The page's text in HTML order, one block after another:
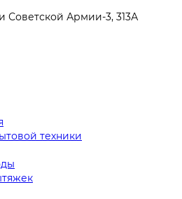
Советской Армии-3, 313А
техники